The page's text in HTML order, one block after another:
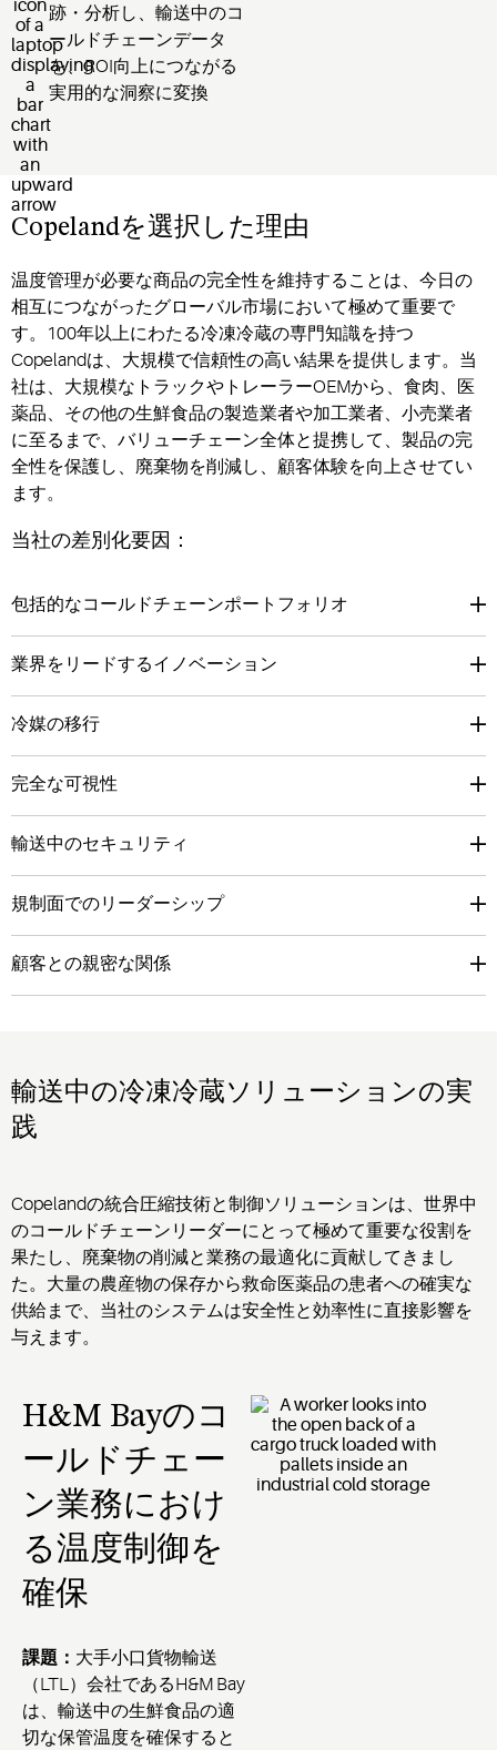
跡・分析し、輸送中のコ
ールドチェーンデータ
を、ROI向上につながる
実用的な洞察に変換
Copelandを選択した理由
温度管理が必要な商品の完全性を維持することは、今日の
相互につながったグローバル市場において極めて重要で
す。100年以上にわたる冷凍冷蔵の専門知識を持つ
Copelandは、大規模で信頼性の高い結果を提供します。当
社は、大規模なトラックやトレーラーOEMから、食肉、医
薬品、その他の生鮮食品の製造業者や加工業者、小売業者
に至るまで、バリューチェーン全体と提携して、製品の完
全性を保護し、廃棄物を削減し、顧客体験を向上させてい
ます。
当社の差別化要因：
包括的なコールドチェーンポートフォリオ
業界をリードするイノベーション
冷媒の移行
完全な可視性
輸送中のセキュリティ
規制面でのリーダーシップ
顧客との親密な関係
輸送中の冷凍冷蔵ソリューションの実
践
Copelandの統合圧縮技術と制御ソリューションは、世界中
のコールドチェーンリーダーにとって極めて重要な役割を
果たし、廃棄物の削減と業務の最適化に貢献してきまし
た。大量の農産物の保存から救命医薬品の患者への確実な
供給まで、当社のシステムは安全性と効率性に直接影響を
与えます。
H&M Bayのコ
ールドチェー
ン業務におけ
る温度制御を
確保
課題： 大手小口貨物輸送
（LTL）会社であるH&M Bay
は、輸送中の生鮮食品の適
切な保管温度を確保すると